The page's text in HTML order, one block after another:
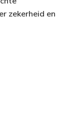
zekerheid en